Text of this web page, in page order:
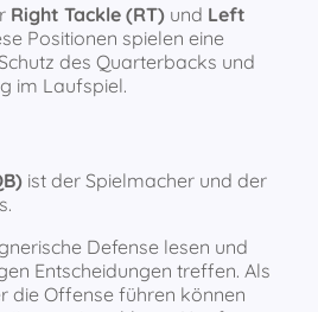
Right Tackle (RT) und Left
Positionen spielen eine
des Quarterbacks und
im Laufspiel.
ist der Spielmacher und der
Defense lesen und
Entscheidungen treffen. Als
die Offense führen können